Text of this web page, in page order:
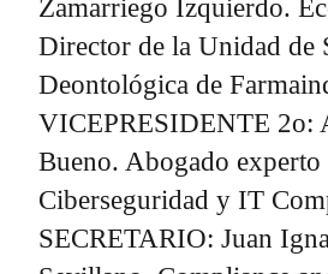
Zamarriego Izquierdo.
Director de la Unidad de
Deontológica de
VICEPRESIDENTE 2o:
Bueno. Abogado experto
Ciberseguridad y IT
SECRETARIO: Juan